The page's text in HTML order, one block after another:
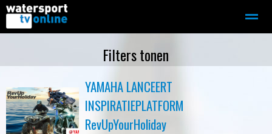
Motorboot-sloep Adverteren
Home
Filters tonen
YAMAHA LANCEERT
INSPIRATIEPLATFORM
RevUpYourHoliday